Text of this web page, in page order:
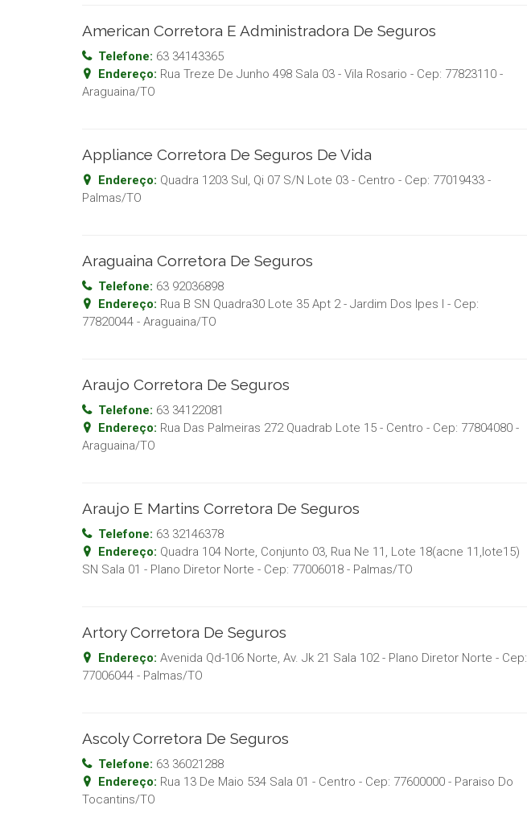
American Corretora E Administradora De Seguros
Telefone: 63 34143365
Endereço: Rua Treze De Junho 498 Sala 03 - Vila Rosario - Cep: 77823110 -
Araguaina/TO
Appliance Corretora De Seguros De Vida
Endereço: Quadra 1203 Sul, Qi 07 S/N Lote 03 - Centro - Cep: 77019433 -
Palmas/TO
Araguaina Corretora De Seguros
Telefone: 63 92036898
Endereço: Rua B SN Quadra30 Lote 35 Apt 2 - Jardim Dos Ipes I - Cep:
77820044 - Araguaina/TO
Araujo Corretora De Seguros
Telefone: 63 34122081
Endereço: Rua Das Palmeiras 272 Quadrab Lote 15 - Centro - Cep: 77804080 -
Araguaina/TO
Araujo E Martins Corretora De Seguros
Telefone: 63 32146378
Endereço: Quadra 104 Norte, Conjunto 03, Rua Ne 11, Lote 18(acne 11,lote15)
SN Sala 01 - Plano Diretor Norte - Cep: 77006018 - Palmas/TO
Artory Corretora De Seguros
Endereço: Avenida Qd-106 Norte, Av. Jk 21 Sala 102 - Plano Diretor Norte - Cep:
77006044 - Palmas/TO
Ascoly Corretora De Seguros
Telefone: 63 36021288
Endereço: Rua 13 De Maio 534 Sala 01 - Centro - Cep: 77600000 - Paraiso Do
Tocantins/TO